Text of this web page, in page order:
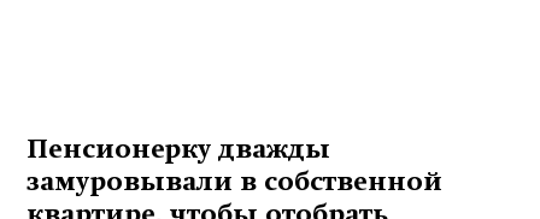
Пенсионерку дважды
замуровывали в собственной